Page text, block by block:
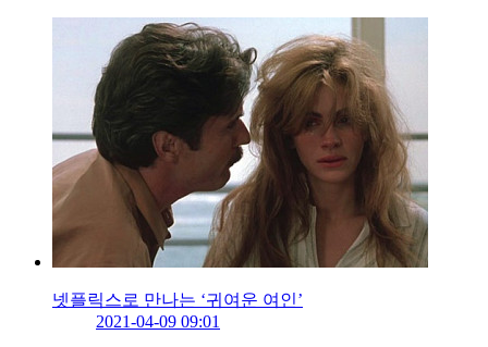
넷플릭스로 만나는 ‘귀여운 여인’
2021-04-09 09:01